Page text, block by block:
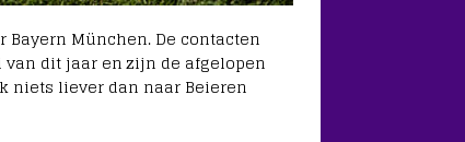
München. De contacten
dit jaar en zijn de afgelopen
niets liever dan naar Beieren